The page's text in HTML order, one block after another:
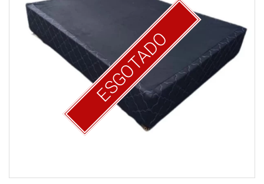
ESGOTADO